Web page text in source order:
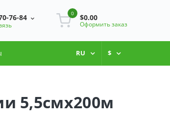
76-84 0 $0.00
Оформить заказ
RU $
5,5смх200м